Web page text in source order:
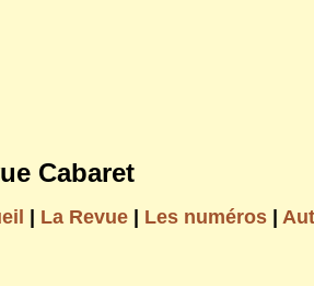
Cabaret
La Revue Les numéros